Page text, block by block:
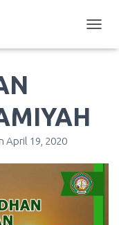
April 19, 2020